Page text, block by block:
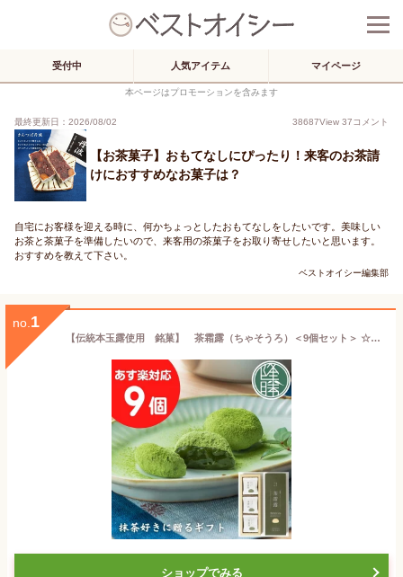
受付中 人気アイテム マイページ
本ページはプロモーションを含みます
最終更新日：2026/08/02 38687View 37コメント
【お茶菓子】おもてなしにぴったり！来客のお茶請
けにおすすめなお菓子は？
自宅にお客様を迎える時に、何かちょっとしたおもてなしをしたいです。美味しい
お茶と茶菓子を準備したいので、来客用の茶菓子をお取り寄せしたいと思います。
おすすめを教えて下さい。
ベストオイシー編集部
no. 1
【伝統本玉露使用 銘菓】 茶霜露（ちゃそうろ）＜9個セット＞ ☆ 茶菓子 ギフト ☆贈り物 菓子折り かしおり お土産 福岡土産 贈答用 贈答☆ 餅菓子 【ギフト】 【老舗 お菓子 和スイーツ 誕生祝い 贈り物 進物 和菓子 お茶請け 年賀 プレゼント 引き菓子】
ショップでみる